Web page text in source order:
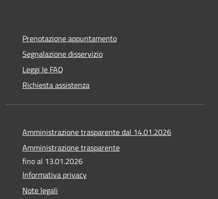
Prenotazione appuntamento
Segnalazione disservizio
Leggi le FAQ
Richiesta assistenza
Amministrazione trasparente dal 14.01.2026
Amministrazione trasparente
fino al 13.01.2026
Informativa privacy
Note legali